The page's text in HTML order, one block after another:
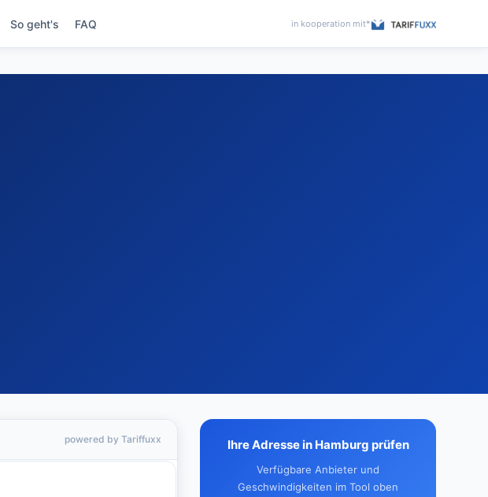
So geht's FAQ in kooperation mit*
powered by Tariffuxx Ihre Adresse in Hamburg prüfen
Verfügbare Anbieter und
Geschwindigkeiten im Tool oben